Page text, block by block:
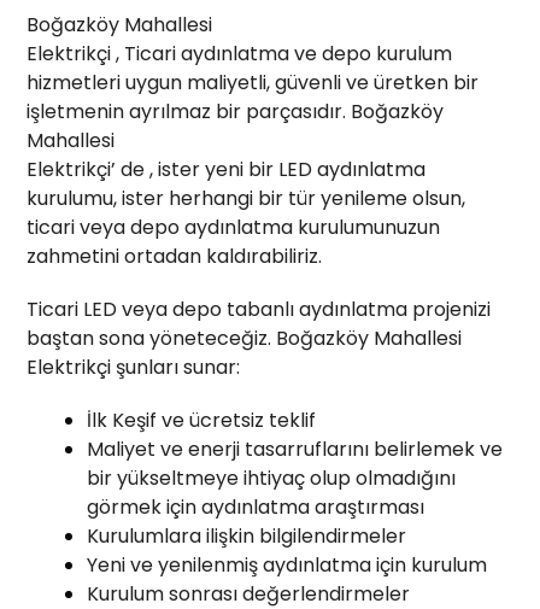
Boğazköy Mahallesi
Elektrikçi , Ticari aydınlatma ve depo kurulum
hizmetleri uygun maliyetli, güvenli ve üretken bir
işletmenin ayrılmaz bir parçasıdır. Boğazköy
Mahallesi
Elektrikçi’ de , ister yeni bir LED aydınlatma
kurulumu, ister herhangi bir tür yenileme olsun,
ticari veya depo aydınlatma kurulumunuzun
zahmetini ortadan kaldırabiliriz.
Ticari LED veya depo tabanlı aydınlatma projenizi
baştan sona yöneteceğiz. Boğazköy Mahallesi
Elektrikçi şunları sunar:
İlk Keşif ve ücretsiz teklif
Maliyet ve enerji tasarruflarını belirlemek ve
bir yükseltmeye ihtiyaç olup olmadığını
görmek için aydınlatma araştırması
Kurulumlara ilişkin bilgilendirmeler
Yeni ve yenilenmiş aydınlatma için kurulum
Kurulum sonrası değerlendirmeler